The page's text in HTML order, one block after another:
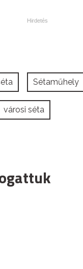
Sétaműhely
városi séta